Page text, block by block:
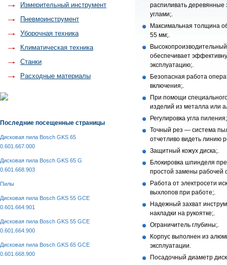
распиливать деревянные
углами;.
Максимальная толщина
55 мм;.
обеспечивает
эксплуатацию;.
Безопасная работа
включения;.
При помощи
изделий из металла или
Регулировка угла
Точный рез — система
отчетливо видеть линию
Защитный кожух диска;.
Блокировка шпинделя
простой замены рабочей
Работа от электросети
выхлопов при работе;.
Надежный захват
накладки на рукоятке;.
Ограничитель глубины;.
Корпус выполнен из
эксплуатации.
Посадочный диаметр
Измерительный инструмент
Пневмоинструмент
Уборочная техника
Климатическая техника
Станки
Расходные материалы
Последние посещенные страницы
Дисковая пила Bosch GKS 65
0.601.667.000
Дисковая пила Bosch GKS 65 G
0.601.668.903
Пилы
Дисковая пила Bosch GKS 55 GCE
0.601.664.901
Дисковая пила Bosch GKS 55 GCE
0.601.664.900
Дисковая пила Bosch GKS 65 GCE
0.601.668.900